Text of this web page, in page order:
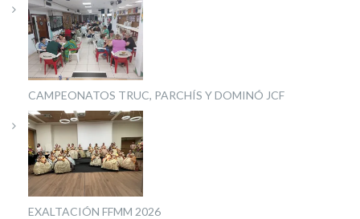
CAMPEONATOS TRUC, PARCHÍS Y DOMINÓ JCF
EXALTACIÓN FFMM 2026